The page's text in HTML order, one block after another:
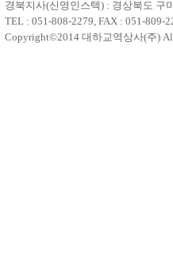
경북지사(신영인스텍) : 경상북도 구
TEL : 051-808-2279, FAX : 051-809-
Copyright©2014 대하교역상사(주)